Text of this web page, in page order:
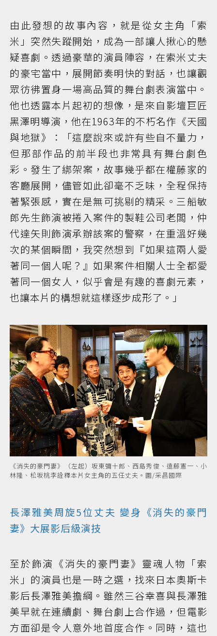
由此發想的故事內容，就是從女主角「索
米」突然失蹤開始，成為一部讓人揪心的懸
疑喜劇。透過豪華的演員陣容，在索米丈夫
的豪宅當中，展開節奏明快的對話，也讓觀
眾彷彿置身一場高品質的舞台劇表演當中。
他也透露本片起初的想像，是來自影壇巨匠
黑澤明導演，他在1963年的不朽名作《天國
與地獄》：「這麼說來或許有些自不量力，
但那部作品的前半段也非常具有舞台劇色
彩。發生了綁架案，故事幾乎都在權藤家的
客廳展開，儘管如此卻毫不乏味，全程保持
著緊張感，實在是無可挑剔的精采。三船敏
郎先生飾演被捲入案件的製鞋公司老闆，仲
代達矢則飾演承辦該案的警察，在重溫好幾
次的某個瞬間，我突然想到『如果這兩人愛
著同一個人呢？』如果案件相關人士全都愛
著同一個女人，似乎會是有趣的喜劇元素，
也讓本片的構想就這樣逐步成形了。」
《消失的豪門妻》（左起）坂東彌十郎、西島秀俊、遠藤憲一、小
林隆、松坂桃李詮釋本片女主角的五任丈夫。圖/采昌國際
長澤雅美周旋5位丈夫 變身《消失的豪門
妻》大展影后級演技
至於飾演《消失的豪門妻》靈魂人物「索
米」的演員也是一時之選，找來日本奧斯卡
影后長澤雅美擔綱。雖然三谷幸喜與長澤雅
美早就在連續劇、舞台劇上合作過，但電影
方面卻是令人意外地首度合作。同時，這也